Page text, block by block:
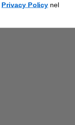
Privacy Policy nel